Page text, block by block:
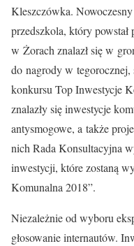
Kleszczówka.
przedszkola, który
w Żorach znalazł się w
do nagrody w
konkursu Top Inwestycje
znalazły się inwestycje
antysmogowe, a także
nich Rada Konsultacyjna
inwestycji, które zostaną
Komunalna 2018”.
Niezależnie od wyboru
głosowanie internautów.